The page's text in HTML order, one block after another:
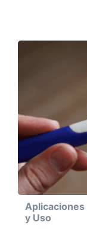
Aplicaciones
y Uso